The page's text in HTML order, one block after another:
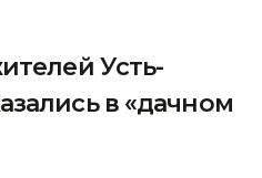
Усть-
в «дачном